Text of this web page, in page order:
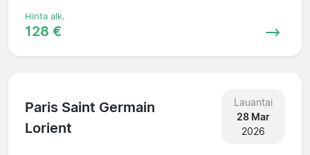
Hinta alk.
128 €
Paris Saint Germain
Lorient
Lauantai
28 Mar
2026